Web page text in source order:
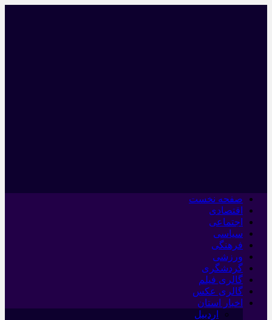
صفحه نخست
اقتصادی
اجتماعی
سیاسی
فرهنگی
ورزشی
گردشگری
گالری فیلم
گالری عکس
اخبار استان
اردبیل